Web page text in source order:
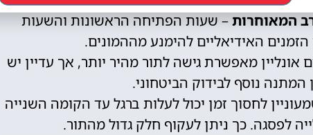
המאוחרות– שעות הפתיחה הראשונות והשעות
האידיאליים להימנע מההמונים.
אונליין מאפשרת גישה לתור מהיר יותר, אך עדיין יש
נוסף לבידוק הביטחוני.
לחסוך זמן יכול לעלות ברגל עד הקומה השנייה
לפסגה. כך ניתן לעקוף חלק גדול מהתור.